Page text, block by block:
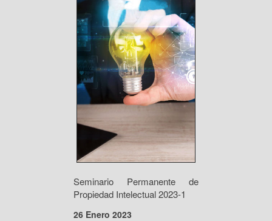
Seminario Permanente de
Propiedad Intelectual 2023-1
26 Enero 2023